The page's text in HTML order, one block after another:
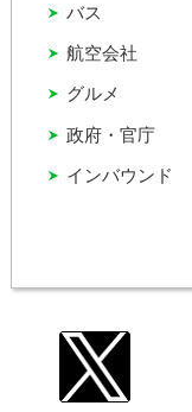
インバウンド
グルメ
バス
政府・官庁
航空会社